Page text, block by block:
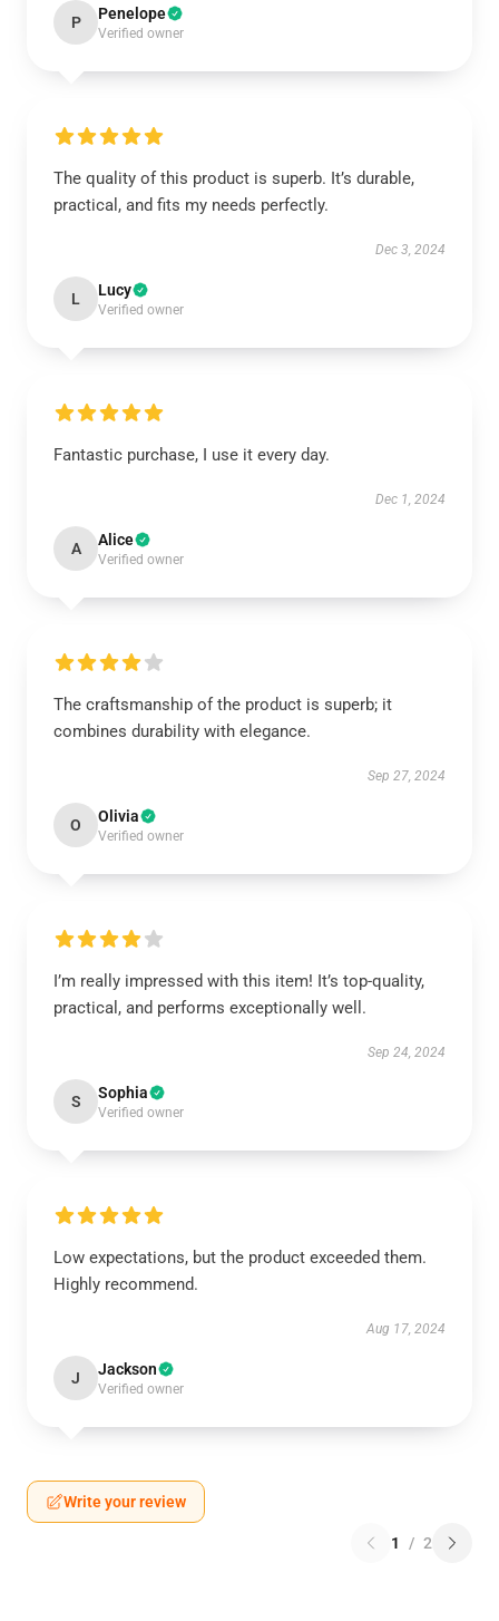
P Penelope
Verified owner
The quality of this product is superb. It’s durable,
practical, and fits my needs perfectly.
Dec 3, 2024
L Lucy
Verified owner
Fantastic purchase, I use it every day.
Dec 1, 2024
A Alice
Verified owner
The craftsmanship of the product is superb; it
combines durability with elegance.
Sep 27, 2024
O Olivia
Verified owner
I’m really impressed with this item! It’s top-quality,
practical, and performs exceptionally well.
Sep 24, 2024
S Sophia
Verified owner
Low expectations, but the product exceeded them.
Highly recommend.
Aug 17, 2024
J Jackson
Verified owner
Write your review
1 / 2